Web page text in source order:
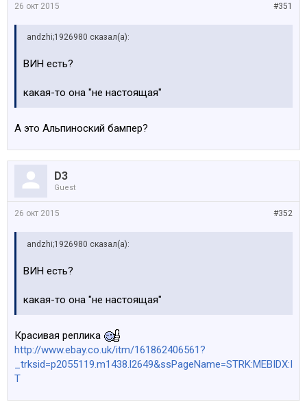
#351
26 окт 2015
аndzhi;1926980 сказал(а):
ВИН есть?
какая-то она "не настоящая"
А это Альпиноский бампер?
D3
Guest
#352
26 окт 2015
аndzhi;1926980 сказал(а):
ВИН есть?
какая-то она "не настоящая"
Красивая реплика
http://www.ebay.co.uk/itm/161862406561?
_trksid=p2055119.m1438.l2649&ssPageName=STRK:MEBIDX:I
T